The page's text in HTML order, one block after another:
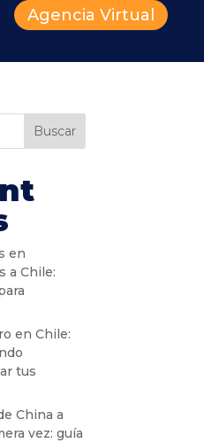
Agencia Virtual
Buscar
en
a Chile:
en Chile:
tus
China a
vez: guía